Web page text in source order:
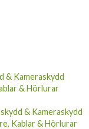
& Kameraskydd
& Hörlurar
& Kameraskydd
Kablar & Hörlurar